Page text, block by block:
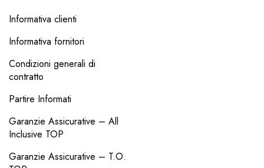
Informativa clienti
Informativa fornitori
Condizioni generali di
contratto
Partire Informati
Garanzie Assicurative – All
Inclusive TOP
Garanzie Assicurative – T.O.